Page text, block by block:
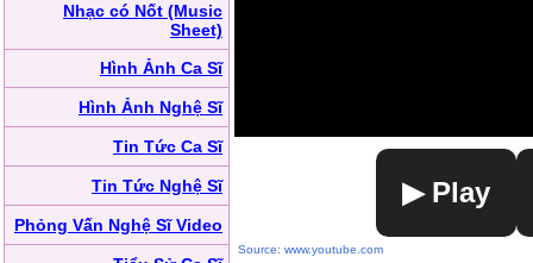
Nhạc có Nốt (Music
Sheet)
Hình Ảnh Ca Sĩ
Hình Ảnh Nghệ Sĩ
Tin Tức Ca Sĩ
Tin Tức Nghệ Sĩ
Phỏng Vấn Nghệ Sĩ Video
▶ Play
Source: www.youtube.com